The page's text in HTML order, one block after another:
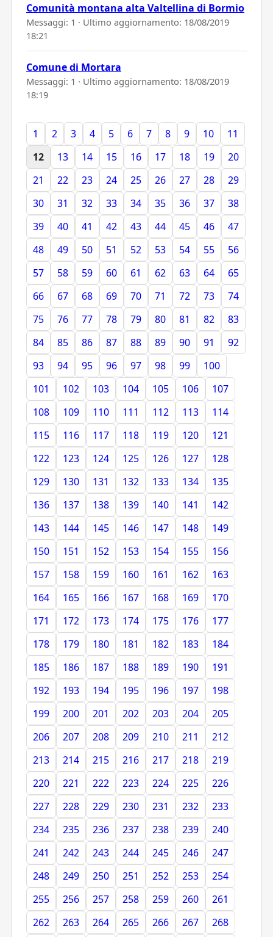
Comunità montana alta Valtellina di Bormio
Messaggi: 1 · Ultimo aggiornamento: 18/08/2019
18:21
Comune di Mortara
Messaggi: 1 · Ultimo aggiornamento: 18/08/2019
18:19
1 2 3 4 5 6 7 8 9 10
11
12
13 14 15 16 17 18 19
20
21
22 23 24 25 26 27 28
29
30
31 32 33 34 35 36 37
38
39
40 41 42 43 44 45 46
47
48
49 50 51 52 53 54 55
56
57
58 59 60 61 62 63 64
65
66
67 68 69 70 71 72 73
74
75
76 77 78 79 80 81 82
83
84
85 86 87 88 89 90 91
92
93
94 95 96 97 98 99
100
101
102 103 104 105 106
107
108
109 110 111 112 113
114
115
116 117 118 119 120
121
122
123 124 125 126 127
128
129
130 131 132 133 134
135
136
137 138 139 140 141
142
143
144 145 146 147 148
149
150
151 152 153 154 155
156
157
158 159 160 161 162
163
164
165 166 167 168 169
170
171
172 173 174 175 176
177
178
179 180 181 182 183
184
185
186 187 188 189 190
191
192
193 194 195 196 197
198
199
200 201 202 203 204
205
206
207 208 209 210 211
212
213
214 215 216 217 218
219
220
221 222 223 224 225
226
227
228 229 230 231 232
233
234
235 236 237 238 239
240
241
242 243 244 245 246
247
248
249 250 251 252 253
254
255
256 257 258 259 260
261
262
263 264 265 266 267 268